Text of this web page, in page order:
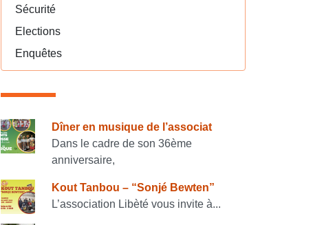
Sécurité
Elections
Enquêtes
Consulter également
Dîner en musique de l’associat
Dans le cadre de son 36ème
anniversaire,
Kout Tanbou – “Sonjé Bewten”
L’association Libèté vous invite à...